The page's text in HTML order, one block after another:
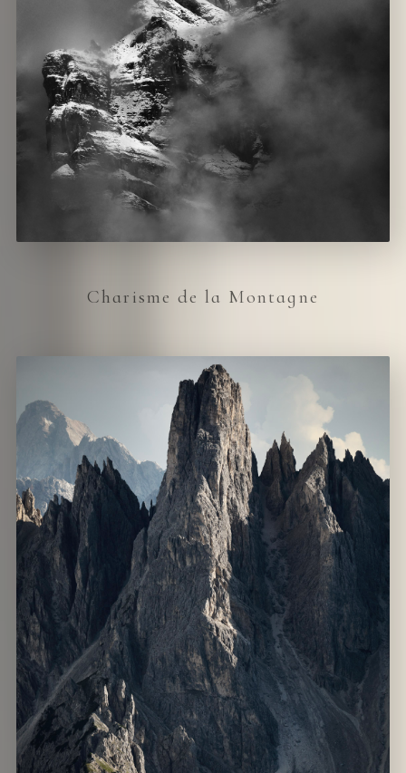
Charisme de la Montagne